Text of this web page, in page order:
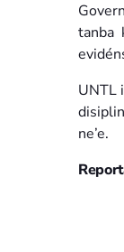
tanba
UNTL
ne’e.